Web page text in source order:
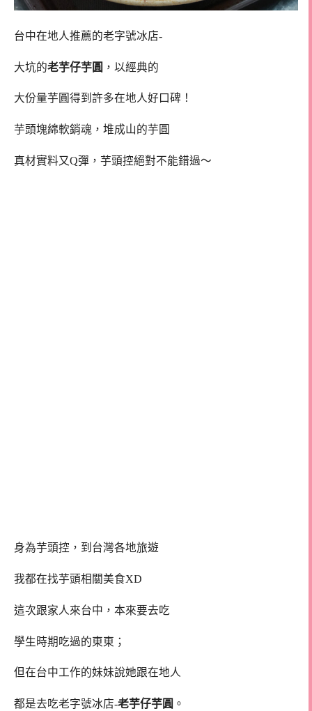
台中在地人推薦的老字號冰店-
大坑的老芋仔芋圓 ，以經典的
大份量芋圓得到許多在地人好口碑！
芋頭塊綿軟銷魂，堆成山的芋圓
真材實料又Q彈，芋頭控絕對不能錯過～
身為芋頭控，到台灣各地旅遊
我都在找芋頭相關美食XD
這次跟家人來台中，本來要去吃
學生時期吃過的東東；
但在台中工作的妹妹說她跟在地人
都是去吃老字號冰店-老芋仔芋圓 。